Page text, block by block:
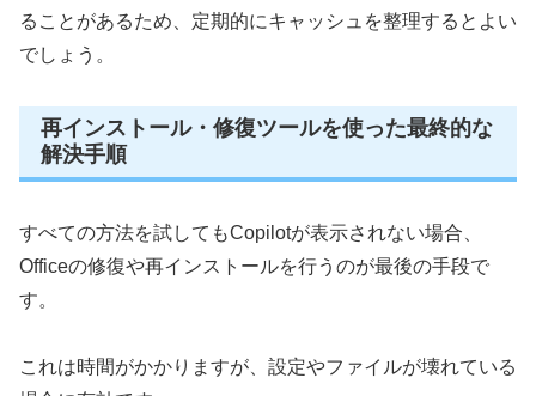
ることがあるため、定期的にキャッシュを整理するとよい
でしょう。
再インストール・修復ツールを使った最終的な
解決手順
すべての方法を試してもCopilotが表示されない場合、
Officeの修復や再インストールを行うのが最後の手段で
す。
これは時間がかかりますが、設定やファイルが壊れている